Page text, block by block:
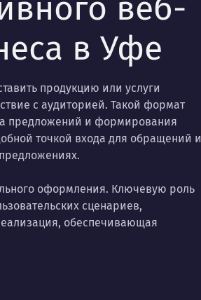
веб-
в Уфе
продукцию или услуги
с аудиторией. Такой формат
предложений и формирования
точкой входа для обращений и
оформления. Ключевую роль
сценариев,
обеспечивающая